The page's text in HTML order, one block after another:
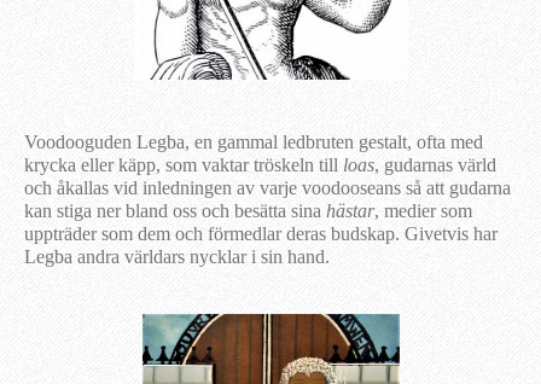
Voodooguden Legba, en gammal ledbruten gestalt, ofta med
krycka eller käpp, som vaktar tröskeln till loas, gudarnas värld
och åkallas vid inledningen av varje voodooseans så att gudarna
kan stiga ner bland oss och besätta sina hästar, medier som
uppträder som dem och förmedlar deras budskap. Givetvis har
Legba andra världars nycklar i sin hand.